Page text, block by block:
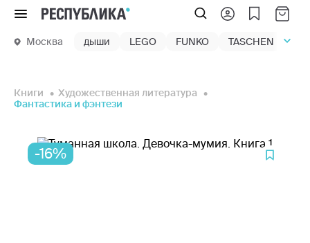
Меню
Москва дыши LEGO FUNKO TASCHEN
Книги
Художественная литература
Фантастика и фэнтези
-16%